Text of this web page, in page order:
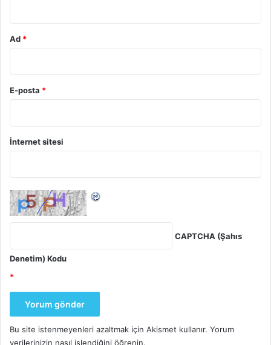
Ad *
E-posta *
İnternet sitesi
CAPTCHA (Şahıs
Denetim) Kodu
*
Bu site istenmeyenleri azaltmak için Akismet kullanır. Yorum
verilerinizin nasıl işlendiğini öğrenin.